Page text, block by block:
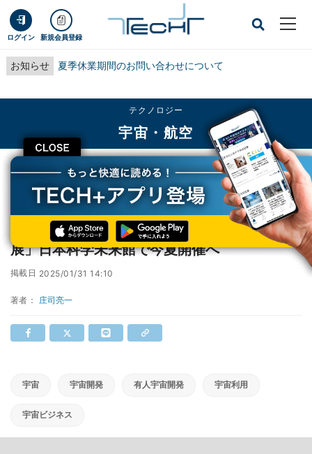
ログイン 新規会員登録
お知らせ 夏季休業期間のお問い合わせについて
CLOSE
テクノロジー
宇宙・航空
TECH+ テクノロジー
宇宙・航空
最新宇宙探査技術が一堂に集結、「深宇宙展」日本科学未来館で今夏開催へ
最新宇宙探査技術が一堂に集結、「深宇宙
展」日本科学未来館で今夏開催へ
掲載日 2025/01/31 14:10
著者： 庄司亮一
宇宙 宇宙開発 有人宇宙開発 宇宙利用
宇宙ビジネス